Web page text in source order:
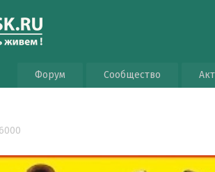
Форум Сообщество